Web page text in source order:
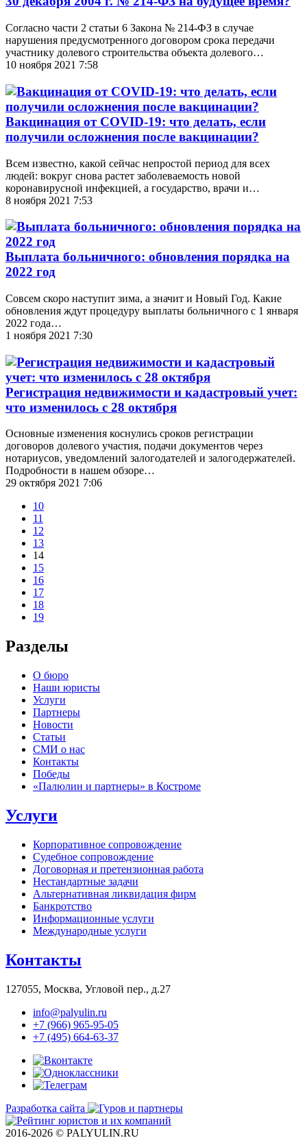
Согласно части 2 статьи 6 Закона № 214-ФЗ в случае
нарушения предусмотренного договором срока передачи
участнику долевого строительства объекта долевого…
10 ноября 2021 7:58
Вакцинация от COVID-19: что делать, если
получили осложнения после вакцинации?
Всем известно, какой сейчас непростой период для всех
людей: вокруг снова растет заболеваемость новой
коронавирусной инфекцией, а государство, врачи и…
8 ноября 2021 7:53
Выплата больничного: обновления порядка на
2022 год
Совсем скоро наступит зима, а значит и Новый Год. Какие
обновления ждут процедуру выплаты больничного с 1 января
2022 года…
1 ноября 2021 7:30
Регистрация недвижимости и кадастровый учет:
что изменилось с 28 октября
Основные изменения коснулись сроков регистрации
договоров долевого участия, подачи документов через
нотариусов, уведомлений залогодателей и залогодержателей.
Подробности в нашем обзоре…
29 октября 2021 7:06
10
11
12
13
14
15
16
17
18
19
Разделы
О бюро
Наши юристы
Услуги
Партнеры
Новости
Статьи
СМИ о нас
Контакты
Победы
«Палюлин и партнеры» в Костроме
Услуги
Корпоративное сопровождение
Судебное сопровождение
Договорная и претензионная работа
Нестандартные задачи
Альтернативная ликвидация фирм
Банкротство
Информационные услуги
Международные услуги
Контакты
127055, Москва, Угловой пер., д.27
info@palyulin.ru
+7 (966) 965-95-05
+7 (495) 664-63-37
Разработка сайта
2016-2026 © PALYULIN.RU